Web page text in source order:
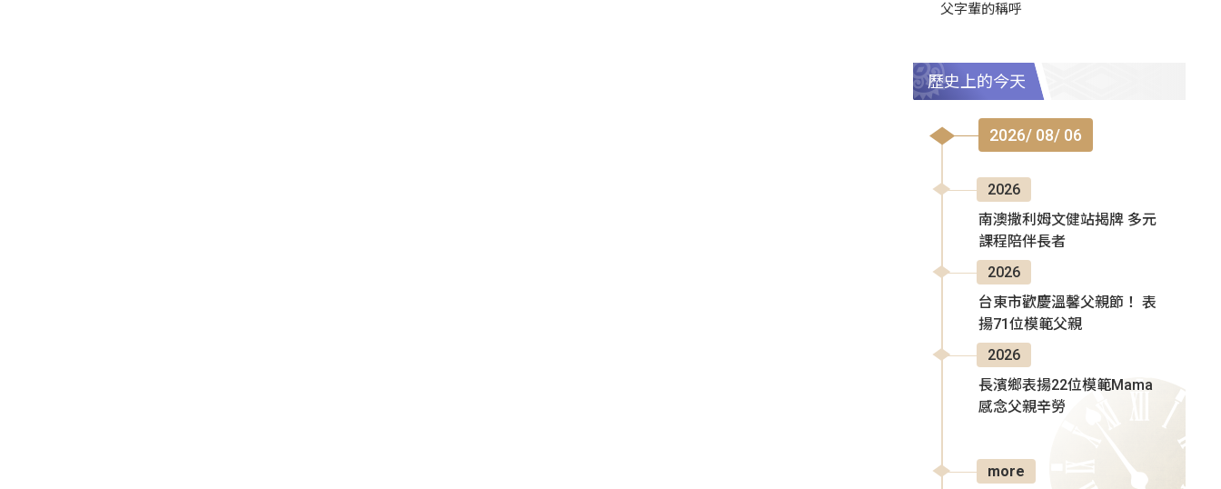
父字輩的稱呼
歷史上的今天
2026/ 08/ 06
2026
南澳撒利姆文健站揭牌 多元
課程陪伴長者
2026
台東市歡慶溫馨父親節！ 表
揚71位模範父親
2026
長濱鄉表揚22位模範Mama
感念父親辛勞
more